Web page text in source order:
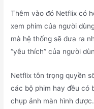
Thêm vào đó Netflix có
xem phim của người
mà hệ thống sẽ đưa ra
“yêu thích” của người
Netflix tôn trọng quyền
các bộ phim hay đều có
chụp ảnh màn hình được.